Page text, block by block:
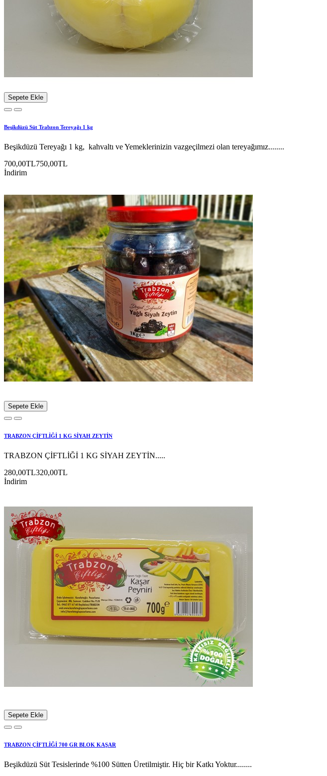
Sepete Ekle
Beşikdüzü Süt Trabzon Tereyağı 1 kg
Beşikdüzü Tereyağı 1 kg, kahvaltı ve Yemeklerinizin vazgeçilmezi olan tereyağımız........
700,00TL750,00TL
İndirim
Sepete Ekle
TRABZON ÇİFTLİĞİ 1 KG SİYAH ZEYTİN
TRABZON ÇİFTLİĞİ 1 KG SİYAH ZEYTİN.....
280,00TL320,00TL
İndirim
Sepete Ekle
TRABZON ÇİFTLİĞİ 700 GR BLOK KAŞAR
Beşikdüzü Süt Tesislerinde %100 Sütten Üretilmiştir. Hiç bir Katkı Yoktur........